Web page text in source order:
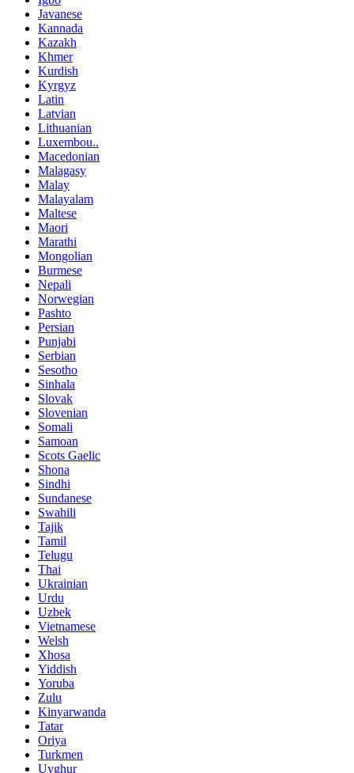
Javanese
Kannada
Kazakh
Khmer
Kurdish
Kyrgyz
Latin
Latvian
Lithuanian
Luxembou..
Macedonian
Malagasy
Malay
Malayalam
Maltese
Maori
Marathi
Mongolian
Burmese
Nepali
Norwegian
Pashto
Persian
Punjabi
Serbian
Sesotho
Sinhala
Slovak
Slovenian
Somali
Samoan
Scots Gaelic
Shona
Sindhi
Sundanese
Swahili
Tajik
Tamil
Telugu
Thai
Ukrainian
Urdu
Uzbek
Vietnamese
Welsh
Xhosa
Yiddish
Yoruba
Zulu
Kinyarwanda
Tatar
Oriya
Turkmen
Uyghur